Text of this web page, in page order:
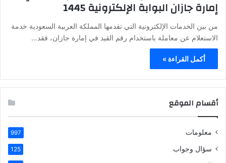
إمارة جازان البوابة الإلكترونية 1445
من بين الخدمات الإلكترونية التي تقدمها المملكة العربية السعودية خدمة
الاستعلام عن معاملة باستخدام رقم القيد في إمارة جازان، فقد…
أكمل القراءة »
أقسام الموقع
معلومات 997
سؤال وجواب 125